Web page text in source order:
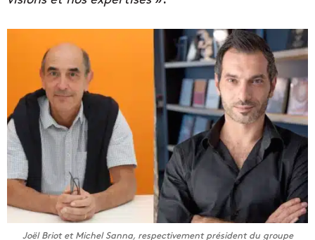
Joël Briot et Michel Sanna, respectivement président du groupe